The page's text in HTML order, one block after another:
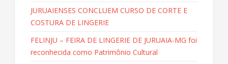
JURUAIENSES CONCLUEM CURSO DE CORTE E
COSTURA DE LINGERIE
FELINJU – FEIRA DE LINGERIE DE JURUAIA-MG foi
reconhecida como Patrimônio Cultural